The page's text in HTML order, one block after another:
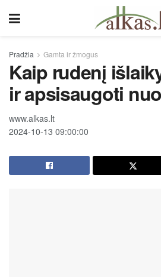
Pradžia Gamta ir žmogus
Kaip rudenį
ir apsisaugoti
www.alkas.lt
2024-10-13 09:00:00